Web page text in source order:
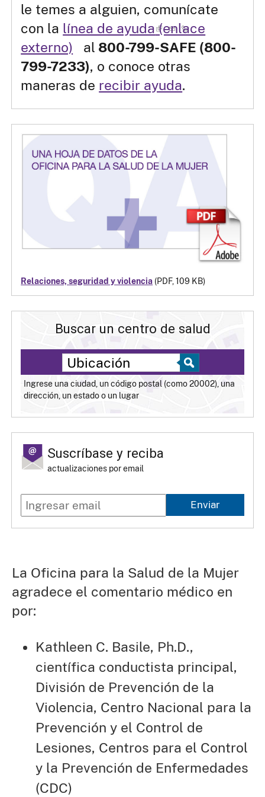
le temes a alguien, comunícate
con la línea de ayuda(enlace
externo)
al 800-799-SAFE (800-
799-7233), o conoce otras
maneras de recibir ayuda.
Relaciones, seguridad y violencia (PDF, 109 KB)
Buscar un centro de salud
Ingrese una ciudad, un código postal (como 20002), una
dirección, un estado o un lugar
Suscríbase y reciba
actualizaciones por email
Enviar
La Oficina para la Salud de la Mujer
agradece el comentario médico en
por:
Kathleen C. Basile, Ph.D.,
científica conductista principal,
División de Prevención de la
Violencia, Centro Nacional para la
Prevención y el Control de
Lesiones, Centros para el Control
y la Prevención de Enfermedades
(CDC)